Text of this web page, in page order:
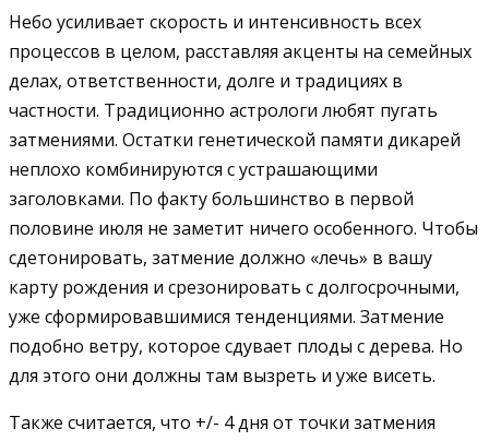
Небо усиливает скорость и интенсивность всех
процессов в целом, расставляя акценты на семейных
делах, ответственности, долге и традициях в
частности. Традиционно астрологи любят пугать
затмениями. Остатки генетической памяти дикарей
неплохо комбинируются с устрашающими
заголовками. По факту большинство в первой
половине июля не заметит ничего особенного. Чтобы
сдетонировать, затмение должно «лечь» в вашу
карту рождения и срезонировать с долгосрочными,
уже сформировавшимися тенденциями. Затмение
подобно ветру, которое сдувает плоды с дерева. Но
для этого они должны там вызреть и уже висеть.
Также считается, что +/- 4 дня от точки затмения